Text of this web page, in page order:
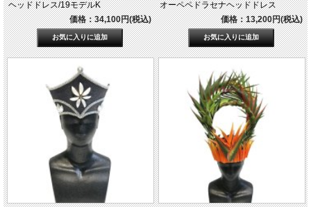
ヘッドドレス/19モデルK
価格：34,100円(税込)
オーペペドラセナヘッドドレス
価格：13,200円(税込)